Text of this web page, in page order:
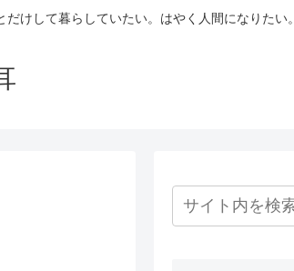
けして暮らしていたい。はやく人間になりたい。